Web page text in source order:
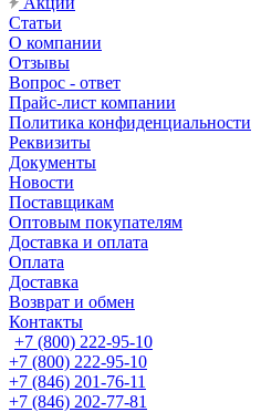
Статьи
О компании
Отзывы
Вопрос - ответ
Прайс-лист компании
Политика конфиденциальности
Реквизиты
Документы
Новости
Поставщикам
Оптовым покупателям
Доставка и оплата
Оплата
Доставка
Возврат и обмен
Контакты
+7 (800) 222-95-10
+7 (800) 222-95-10
+7 (846) 201-76-11
+7 (846) 202-77-81